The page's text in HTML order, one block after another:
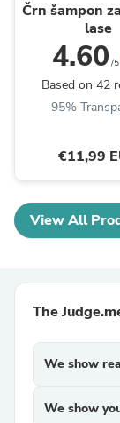
Črn šampon
lase
4.60 /5
Based on 42
95%
€11,99
View All
The
We show
We show